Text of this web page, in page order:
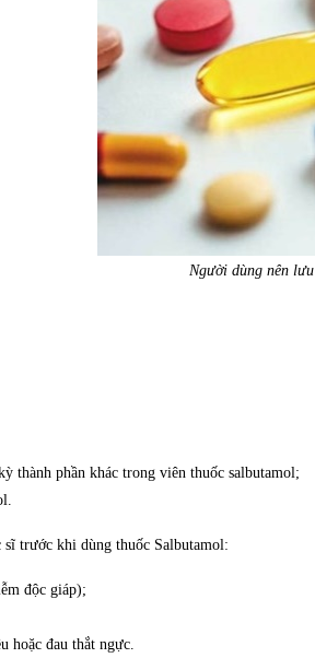
Người dùng nên
thành phần khác trong viên thuốc salbutamol;
trước khi dùng thuốc Salbutamol:
độc giáp);
hoặc đau thắt ngực.